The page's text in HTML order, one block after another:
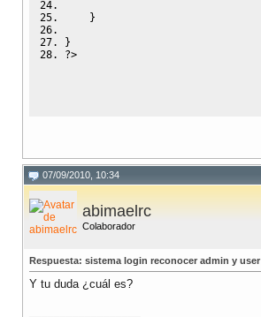
}
}
?>
07/09/2010, 10:34
abimaelrc
Colaborador
Respuesta: sistema login reconocer admin y user
Y tu duda ¿cuál es?